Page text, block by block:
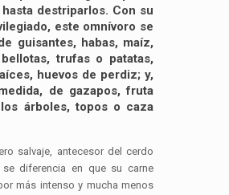
destriparlos. Con su
este omnívoro se
guisantes, habas, maíz,
trufas o patatas,
huevos de perdiz; y,
de gazapos, fruta
árboles, topos o caza
salvaje, antecesor del cerdo
se diferencia en que su carne
más intenso y mucha menos